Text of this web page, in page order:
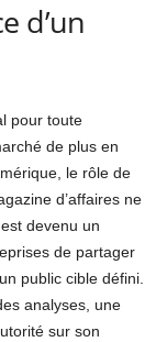
d’un
pour toute
de plus en
le rôle de
d’affaires ne
devenu un
de partager
public cible défini.
analyses, une
sur son